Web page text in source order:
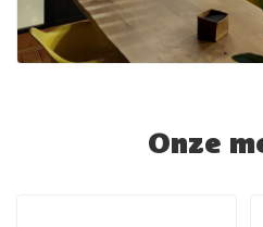
Onze